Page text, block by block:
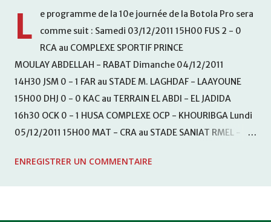
L
e programme de la 10e journée de la Botola Pro sera
comme suit : Samedi 03/12/2011 15H00 FUS 2 - 0
RCA au COMPLEXE SPORTIF PRINCE
MOULAY ABDELLAH - RABAT Dimanche 04/12/2011
14H30 JSM 0 - 1 FAR au STADE M. LAGHDAF - LAAYOUNE
15H00 DHJ 0 - 0 KAC au TERRAIN EL ABDI - EL JADIDA
16h30 OCK 0 - 1 HUSA COMPLEXE OCP - KHOURIBGA Lundi
05/12/2011 15H00 MAT - CRA au STADE SANIAT RMEL -
KHEMISET Mardi 06/12/2011 15H00 WAF - OCS au
ENREGISTRER UN COMMENTAIRE